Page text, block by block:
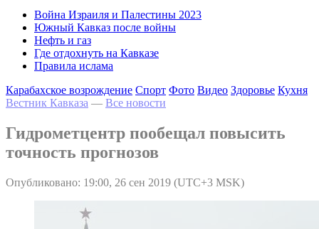
Война Израиля и Палестины 2023
Южный Кавказ после войны
Нефть и газ
Где отдохнуть на Кавказе
Правила ислама
Карабахское возрождение Спорт Фото Видео Здоровье Кухня
Вестник Кавказа — Все новости
Гидрометцентр пообещал повысить
точность прогнозов
Опубликовано: 19:00, 26 сен 2019 (UTC+3 MSK)